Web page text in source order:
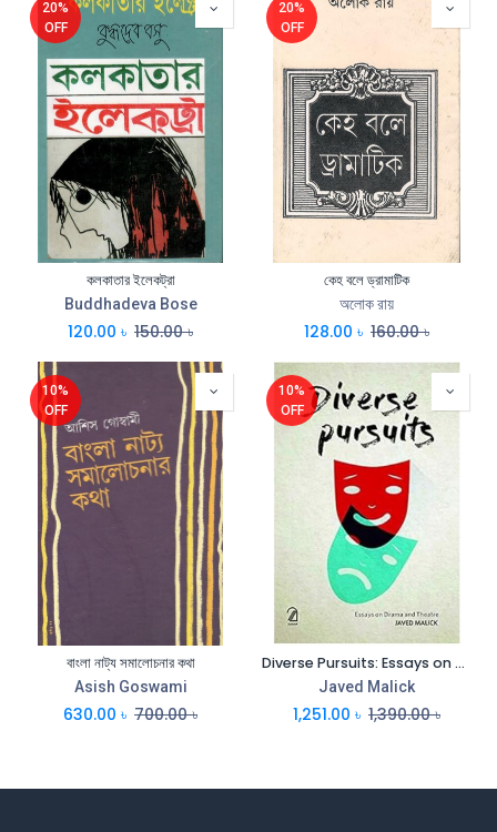
20%
OFF
কলকাতার ইলেকট্রা
Buddhadeva Bose
120.00 ৳ 150.00৳
20%
OFF
কেহ বলে ড্রামাটিক
অলোক রায়
128.00 ৳ 160.00৳
10%
OFF
বাংলা নাট্য সমালোচনার কথা
Asish Goswami
630.00 ৳ 700.00৳
10%
OFF
Diverse Pursuits: Essays on Drama and Theatre
Javed Malick
1,251.00 ৳ 1,390.00৳